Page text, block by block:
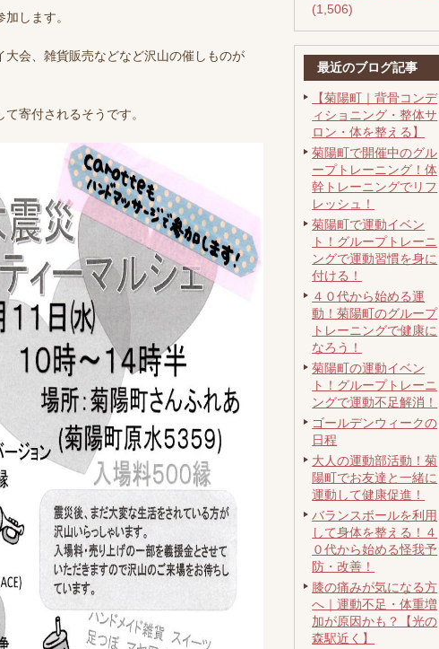
します。
大会、雑貨販売などなど沢山の催しものが
寄付されるそうです。
(1,506)
最近のブログ記事
【菊陽町｜背骨コンデ
ィショニング・整体サ
ロン・体を整える】
菊陽町で開催中のグル
ープトレーニング！体
幹トレーニングでリフ
レッシュ！
菊陽町で運動イベン
ト！グループトレーニ
ングで運動習慣を身に
付ける！
４０代から始める運
動！菊陽町のグループ
トレーニングで健康に
なろう！
菊陽町の運動イベン
ト！グループトレーニ
ングで運動不足解消！
ゴールデンウィークの
日程
大人の運動部活動！菊
陽町でお友達と一緒に
運動して健康促進！
バランスボールを利用
して身体を整える！４
０代から始める怪我予
防・改善！
膝の痛みが気になる方
へ｜運動不足・体重増
加が原因かも？【光の
森駅近く】